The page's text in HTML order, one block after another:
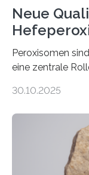
Neue
Peroxisomen
eine zentrale
erfüllen können,
der Ruhr-
und Dr. Ismaila
unbekannten
peroxisomalen
30.10.2025